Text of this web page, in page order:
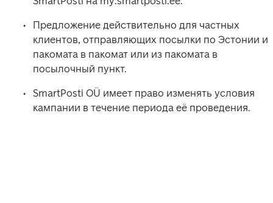
Предложение действительно для частных
клиентов, отправляющих посылки по Эстонии из
пакомата в пакомат или из пакомата в
посылочный пункт.
SmartPosti OÜ имеет право изменять условия
кампании в течение периода её проведения.